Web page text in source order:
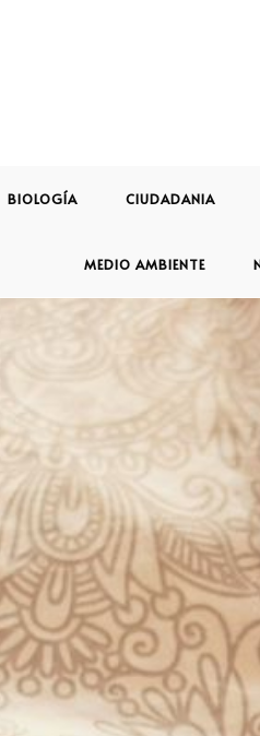
BIOLOGÍA CIUDADANIA
MEDIO AMBIENTE